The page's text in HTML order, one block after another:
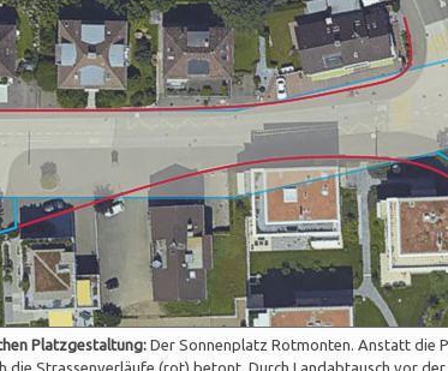
Platzgestaltung: Der Sonnenplatz Rotmonten. Anstatt die
die Strassenverläufe (rot) betont. Durch Landabtausch vor